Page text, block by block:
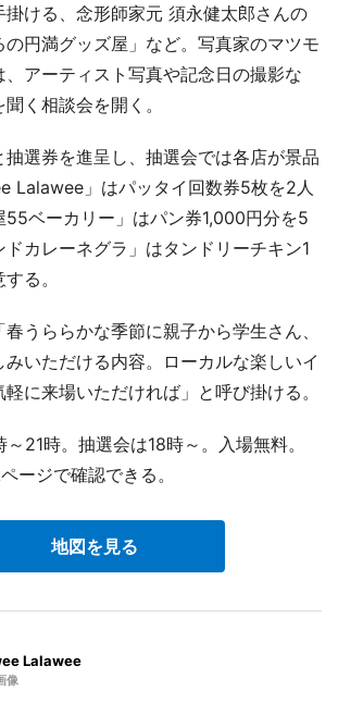
掛ける、念形師家元 須永健太郎さんの
の円満グッズ屋」など。写真家のマツモ
、アーティスト写真や記念日の撮影な
く相談会を開く。
選券を進呈し、抽選会では各店が景品
Lalawee」はパッタイ回数券5枚を2人
55ベーカリー」はパン券1,000円分を5
ドカレーネグラ」はタンドリーチキン1
る。
うららかな季節に親子から学生さん、
いただける内容。ローカルな楽しいイ
に来場いただければ」と呼び掛ける。
21時。抽選会は18時～。入場無料。
ージで確認できる。
地図を見る
Lalawee
像